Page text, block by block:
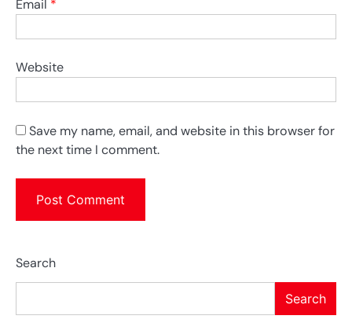
Email *
Website
Save my name, email, and website in this browser for
the next time I comment.
Search
Search